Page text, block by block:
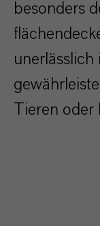
besonders
unerlässlich
Tieren